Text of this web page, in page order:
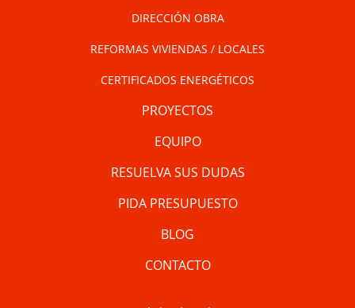
DIRECCIÓN OBRA
REFORMAS VIVIENDAS / LOCALES
CERTIFICADOS ENERGÉTICOS
PROYECTOS
EQUIPO
RESUELVA SUS DUDAS
PIDA PRESUPUESTO
BLOG
CONTACTO